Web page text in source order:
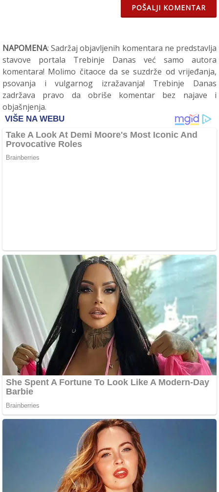
POŠALJI KOMENTAR
NAPOMENA: Sadržaj objavljenih komentara ne predstavlja
stavove portala Trebinje Danas već samo autora
komentara! Molimo čitaoce da se suzdrže od vrijeđanja,
psovanja i vulgarnog izražavanja! Trebinje Danas
zadržava pravo da obriše komentar bez najave i
objašnjenja.